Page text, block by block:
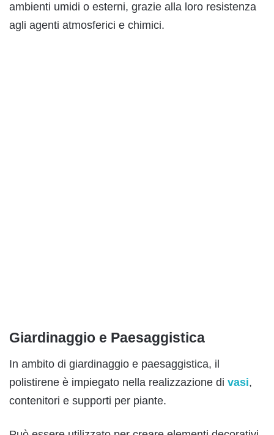
ambienti umidi o esterni, grazie alla loro resistenza
agli agenti atmosferici e chimici.
Giardinaggio e Paesaggistica
In ambito di giardinaggio e paesaggistica, il
polistirene è impiegato nella realizzazione di vasi,
contenitori e supporti per piante.